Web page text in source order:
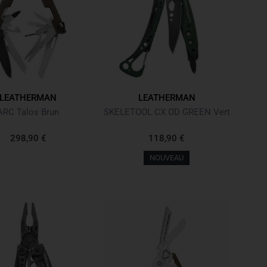
LEATHERMAN
Talos Brun
298,90 €
LEATHERMAN
SKELETOOL CX OD GREEN Vert
118,90 €
NOUVEAU